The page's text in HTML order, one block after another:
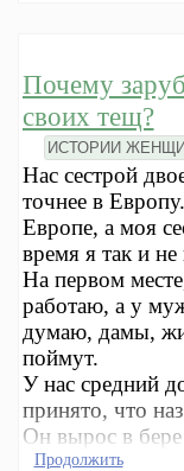
Почему
своих тещ?
ИСТОРИИ
Нас сестрой
точнее в
Европе, а моя
время я так и
На первом
работаю, а у
думаю, дамы,
поймут.
У нас средний
принято, что
Он вырос в бере
Продолжить